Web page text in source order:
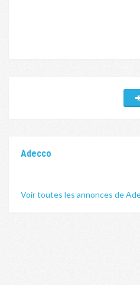
Adecco
Voir toutes les annonces de